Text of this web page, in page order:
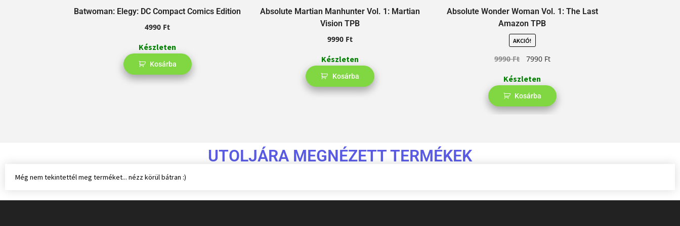
Batwoman: Elegy: DC Compact Comics Edition
4990 Ft
Készleten
Kosárba
Absolute Martian Manhunter Vol. 1: Martian
Vision TPB
9990 Ft
Készleten
Kosárba
Absolute Wonder Woman Vol. 1: The Last
Amazon TPB
AKCIÓ!
9990Ft 7990 Ft
Készleten
Kosárba
UTOLJÁRA MEGNÉZETT TERMÉKEK
Még nem tekintettél meg terméket... nézz körül bátran :)